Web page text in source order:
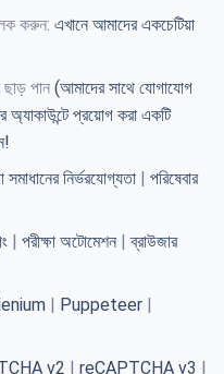
করুন: এখানে আমাদের একচেটিয়া
ছাড় পান (আমাদের সাথে যোগাযোগ
অ্যাকাউন্টে প্রয়োগ করা একটি
সমাধানের নির্ভরযোগ্যতা | পরিষেবার
| পরীক্ষা অটোমেশন |ব্রাউজার
| Puppeteer |
v2 | reCAPTCHA v3 |